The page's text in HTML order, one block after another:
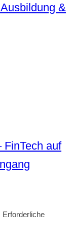
&
FinTech auf
Erforderliche